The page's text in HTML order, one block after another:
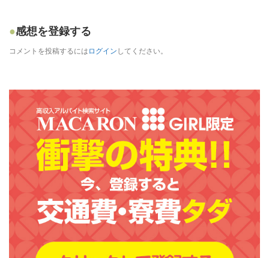
感想を登録する
コメントを投稿するには ログイン してください。